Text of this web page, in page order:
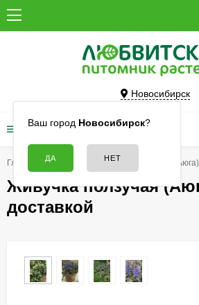
Новосибирск
Ваш город Новосибирск?
КАТАЛОГ ТОВАРОВ
Главная Живучка ползучая
Живучка ползучая
доставкой